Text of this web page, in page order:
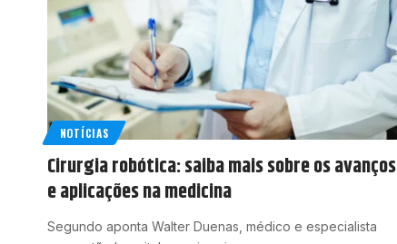
NOTÍCIAS
Cirurgia robótica: saiba mais sobre os avanços
e aplicações na medicina
Segundo aponta Walter Duenas, médico e especialista